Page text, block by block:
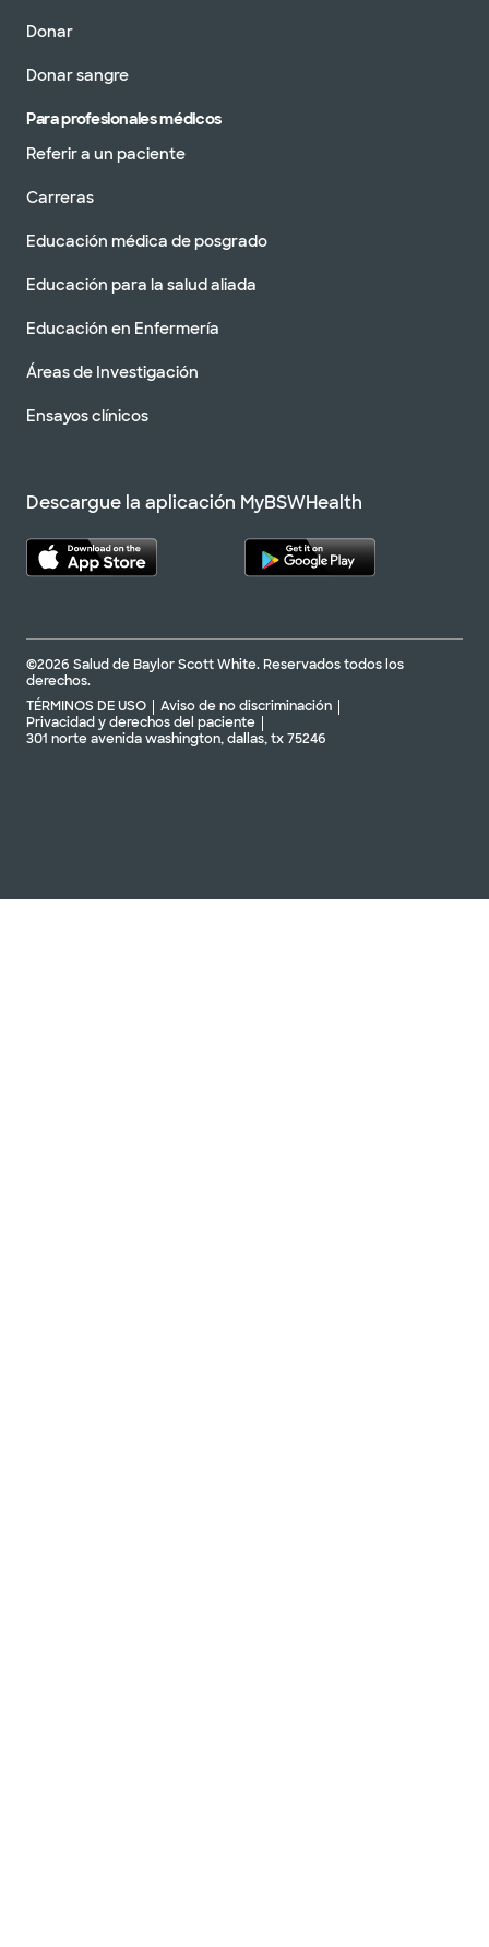
Donar
Donar sangre
Para profesionales médicos
Referir a un paciente
Carreras
Educación médica de posgrado
Educación para la salud aliada
Educación en Enfermería
Áreas de Investigación
Ensayos clínicos
Descargue la aplicación MyBSWHealth
©2026 Salud de Baylor Scott White. Reservados todos los
derechos.
TÉRMINOS DE USO
Aviso de no discriminación
Privacidad y derechos del paciente
301 norte avenida washington, dallas, tx 75246